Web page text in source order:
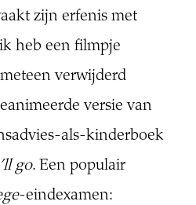
zijn erfenis met
heb een filmpje
verwijderd
versie van
als-kinderboek
go. Een populair
-eindexamen: